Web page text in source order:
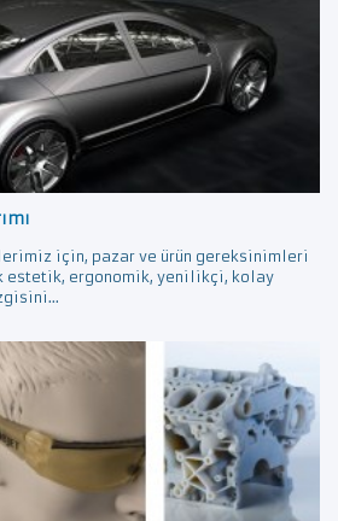
için, pazar ve ürün gereksinimleri
estetik, ergonomik, yenilikçi, kolay